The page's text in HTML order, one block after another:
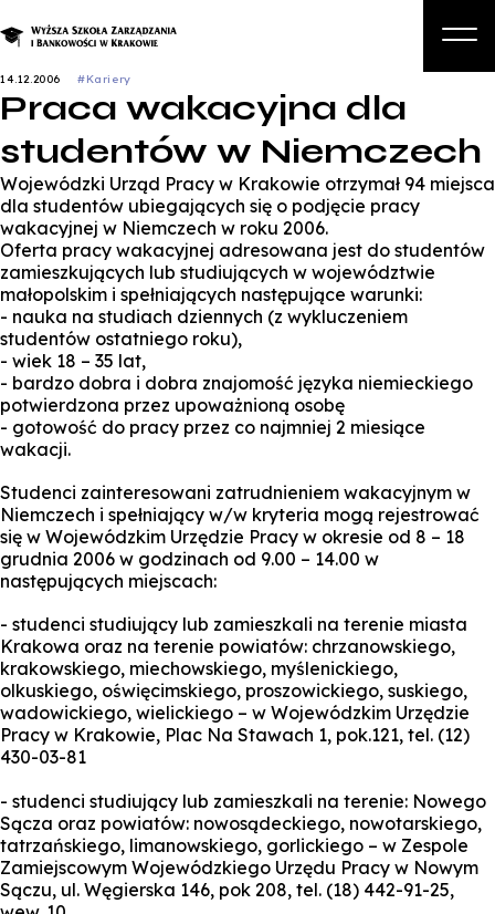
Studia
Studia podyplomowe i kursy
Kandydat
Zapisz się na studia
14.12.2006 #Kariery
Praca wakacyjna dla
studentów w Niemczech
Wojewódzki Urząd Pracy w Krakowie otrzymał 94 miejsca
dla studentów ubiegających się o podjęcie pracy
wakacyjnej w Niemczech w roku 2006.
Oferta pracy wakacyjnej adresowana jest do studentów
zamieszkujących lub studiujących w województwie
małopolskim i spełniających następujące warunki:
- nauka na studiach dziennych (z wykluczeniem
studentów ostatniego roku),
- wiek 18 – 35 lat,
- bardzo dobra i dobra znajomość języka niemieckiego
potwierdzona przez upoważnioną osobę
- gotowość do pracy przez co najmniej 2 miesiące
wakacji.
Studenci zainteresowani zatrudnieniem wakacyjnym w
Niemczech i spełniający w/w kryteria mogą rejestrować
się w Wojewódzkim Urzędzie Pracy w okresie od 8 – 18
grudnia 2006 w godzinach od 9.00 – 14.00 w
następujących miejscach:
- studenci studiujący lub zamieszkali na terenie miasta
Krakowa oraz na terenie powiatów: chrzanowskiego,
krakowskiego, miechowskiego, myślenickiego,
olkuskiego, oświęcimskiego, proszowickiego, suskiego,
wadowickiego, wielickiego – w Wojewódzkim Urzędzie
Pracy w Krakowie, Plac Na Stawach 1, pok.121, tel. (12)
430-03-81
- studenci studiujący lub zamieszkali na terenie: Nowego
Sącza oraz powiatów: nowosądeckiego, nowotarskiego,
tatrzańskiego, limanowskiego, gorlickiego – w Zespole
Zamiejscowym Wojewódzkiego Urzędu Pracy w Nowym
Sączu, ul. Węgierska 146, pok 208, tel. (18) 442-91-25,